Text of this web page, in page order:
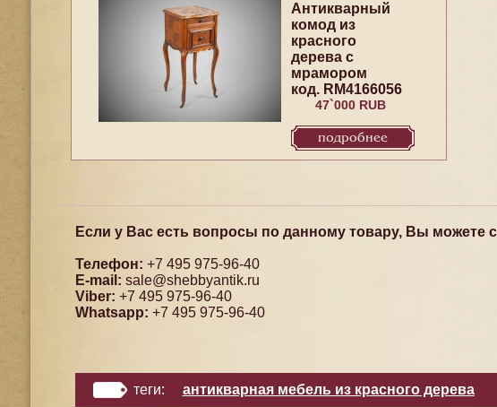
Антикварный
комод из
красного
дерева с
мрамором
код. RM4166056
47`000 RUB
подробнее
Если у Вас есть вопросы по данному товару, Вы можете
Телефон: +7 495 975-96-40
E-mail: sale@shebbyantik.ru
Viber: +7 495 975-96-40
Whatsapp: +7 495 975-96-40
теги: антикварная мебель из красного дерева